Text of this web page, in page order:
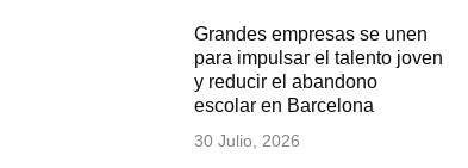
Grandes empresas se unen
para impulsar el talento joven
y reducir el abandono
escolar en Barcelona
30 Julio, 2026